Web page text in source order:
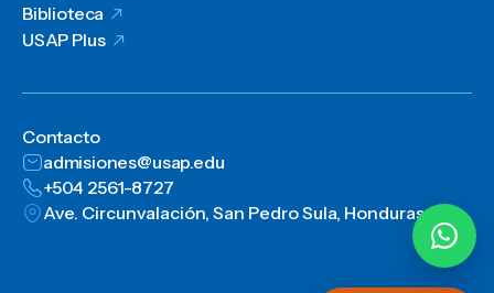
Biblioteca
USAP Plus
Contacto
admisiones@usap.edu
+504 2561-8727
Ave. Circunvalación, San Pedro Sula, Honduras, C.A.